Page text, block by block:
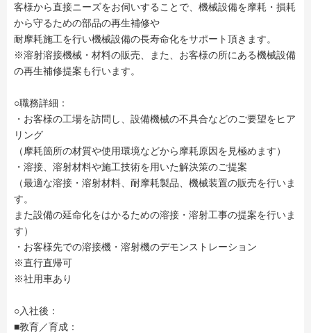
客様から直接ニーズをお伺いすることで、機械設備を摩耗・損耗
から守るための部品の再生補修や
耐摩耗施工を行い機械設備の長寿命化をサポート頂きます。
※溶射溶接機械・材料の販売、また、お客様の所にある機械設備
の再生補修提案も行います。
○職務詳細：
・お客様の工場を訪問し、設備機械の不具合などのご要望をヒア
リング
（摩耗箇所の材質や使用環境などから摩耗原因を見極めます）
・溶接、溶射材料や施工技術を用いた解決策のご提案
（最適な溶接・溶射材料、耐摩耗製品、機械装置の販売を行いま
す。
また設備の延命化をはかるための溶接・溶射工事の提案を行いま
す）
・お客様先での溶接機・溶射機のデモンストレーション
※直行直帰可
※社用車あり
○入社後：
■教育／育成：